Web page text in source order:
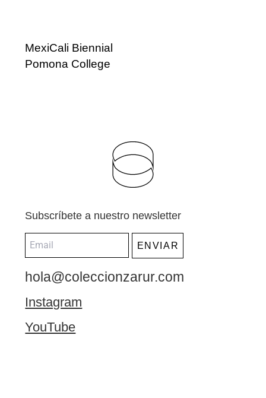
MexiCali Biennial
Pomona College
Subscríbete a nuestro newsletter
ENVIAR
hola@coleccionzarur.com
Instagram
YouTube